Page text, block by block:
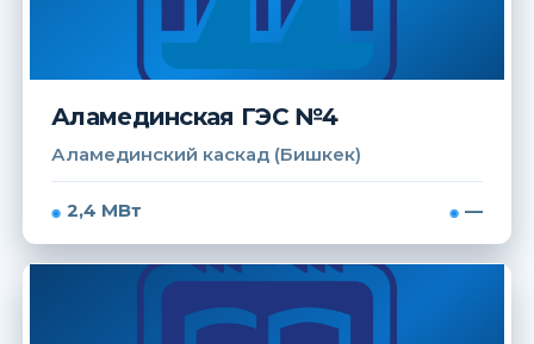
Аламединская ГЭС №4
Аламединский каскад (Бишкек)
2,4 МВт —